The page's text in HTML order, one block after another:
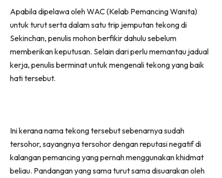
Apabila dipelawa oleh WAC (Kelab Pemancing Wanita)
untuk turut serta dalam satu trip jemputan tekong di
Sekinchan, penulis mohon berfikir dahulu sebelum
memberikan keputusan. Selain dari perlu memantau jadual
kerja, penulis berminat untuk mengenali tekong yang baik
hati tersebut.
Ini kerana nama tekong tersebut sebenarnya sudah
tersohor, sayangnya tersohor dengan reputasi negatif di
kalangan pemancing yang pernah menggunakan khidmat
beliau. Pandangan yang sama turut sama disuarakan oleh